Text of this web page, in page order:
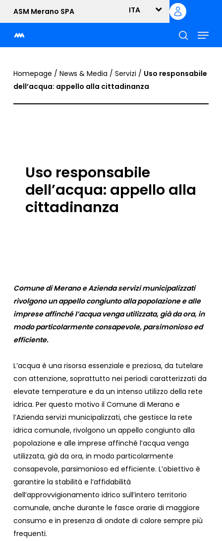
main
content
ASM Merano SPA ITA
cerca
Menu
Homepage / News & Media / Servizi / Uso responsabile
dell’acqua: appello alla cittadinanza
Uso responsabile
dell’acqua: appello alla
cittadinanza
Comune di Merano e Azienda servizi municipalizzati
rivolgono un appello congiunto alla popolazione e alle
imprese affinché l’acqua venga utilizzata, già da ora, in
modo particolarmente consapevole, parsimonioso ed
efficiente.
L’acqua è una risorsa essenziale e preziosa, da tutelare
con attenzione, soprattutto nei periodi caratterizzati da
elevate temperature e da un intenso utilizzo della rete
idrica. Per questo motivo il Comune di Merano e
l’Azienda servizi municipalizzati, che gestisce la rete
idrica comunale, rivolgono un appello congiunto alla
popolazione e alle imprese affinché l’acqua venga
utilizzata, già da ora, in modo particolarmente
consapevole, parsimonioso ed efficiente. L’obiettivo è
garantire la stabilità e l’affidabilità
dell’approvvigionamento idrico sull’intero territorio
comunale, anche durante le fasce orarie di maggiore
consumo e in presenza di ondate di calore sempre più
frequenti.